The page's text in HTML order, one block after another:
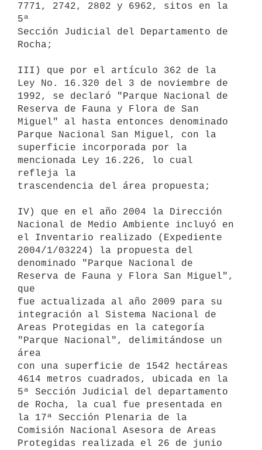
7771, 2742, 2802 y 6962, sitos en la
5ª
Sección Judicial del Departamento de
Rocha;
III) que por el artículo 362 de la
Ley No. 16.320 del 3 de noviembre de
1992, se declaró "Parque Nacional de
Reserva de Fauna y Flora de San
Miguel" al hasta entonces denominado
Parque Nacional San Miguel, con la
superficie incorporada por la
mencionada Ley 16.226, lo cual
refleja la
trascendencia del área propuesta;
IV) que en el año 2004 la Dirección
Nacional de Medio Ambiente incluyó en
el Inventario realizado (Expediente
2004/1/03224) la propuesta del
denominado "Parque Nacional de
Reserva de Fauna y Flora San Miguel",
que
fue actualizada al año 2009 para su
integración al Sistema Nacional de
Areas Protegidas en la categoría
"Parque Nacional", delimitándose un
área
con una superficie de 1542 hectáreas
4614 metros cuadrados, ubicada en la
5ª Sección Judicial del departamento
de Rocha, la cual fue presentada en
la 17ª Sección Plenaria de la
Comisión Nacional Asesora de Areas
Protegidas realizada el 26 de junio